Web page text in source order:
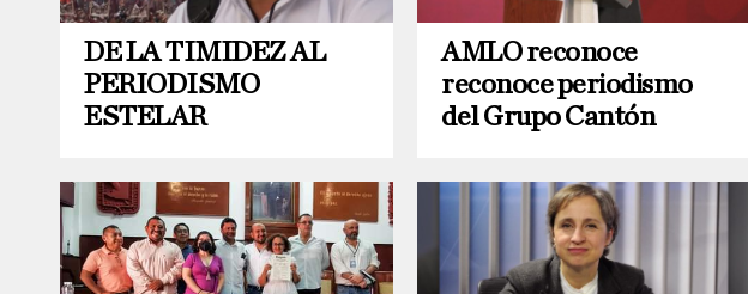
DE LA TIMIDEZ AL
PERIODISMO
ESTELAR
AMLO reconoce
reconoce periodismo
del Grupo Cantón